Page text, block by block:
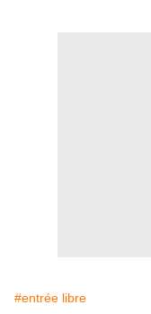
#entrée libre